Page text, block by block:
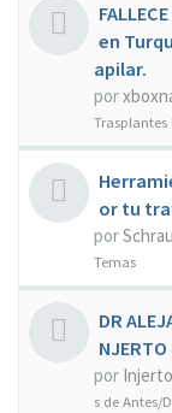
en
apilar.
por
Trasplantes
or tu
por
Temas
DR
NJERTO
por
s de Antes/